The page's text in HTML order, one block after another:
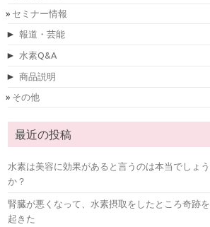
セミナー情報
► 報道・芸能
► 水素Q&A
► 商品説明
その他
最近の投稿
水素は美容に効果があると言うのは本当でしょう
か？
腎臓が悪くなって、水素摂取をしたところ奇跡を
起きた